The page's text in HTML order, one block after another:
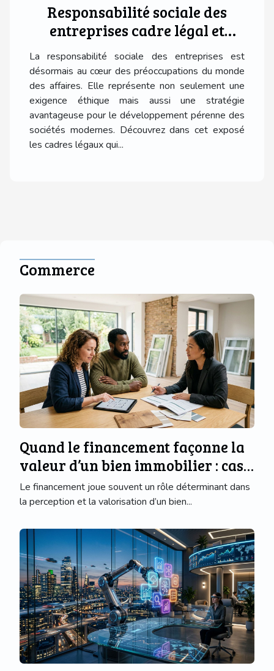
Responsabilité sociale des
entreprises cadre légal et
bénéfices pour le business
moderne
La responsabilité sociale des entreprises est
désormais au cœur des préoccupations du monde
des affaires. Elle représente non seulement une
exigence éthique mais aussi une stratégie
avantageuse pour le développement pérenne des
sociétés modernes. Découvrez dans cet exposé
les cadres légaux qui...
Commerce
Quand le financement façonne la
valeur d’un bien immobilier : cas
réels
Le financement joue souvent un rôle déterminant dans
la perception et la valorisation d’un bien...